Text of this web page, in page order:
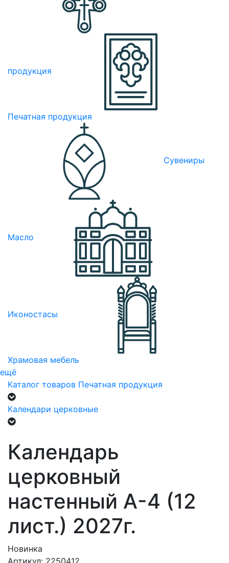
продукция
Печатная продукция
Сувениры
Масло
Иконостасы
Храмовая мебель
ещё
Каталог товаров Печатная продукция
Календари церковные
Календарь
церковный
настенный А-4 (12
лист.) 2027г.
Новинка
Артикул: 2250412